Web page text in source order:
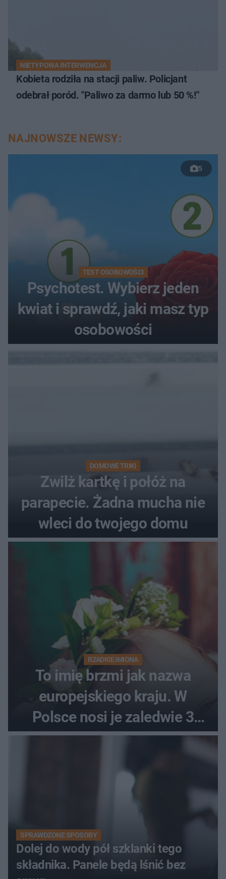
NIETYPOWA INTERWENCJA
Kobieta rodziła na stacji paliw. Policjant
odebrał poród. "Paliwo za darmo lub 50 %!"
NAJNOWSZE NEWSY:
5
TEST OSOBOWOŚCI
Psychotest. Wybierz jeden
kwiat i sprawdź, jaki masz typ
osobowości
DOMOWE TRIKI
Zwilż kartkę i połóż na
parapecie. Żadna mucha nie
wleci do twojego domu
RZADKIE IMIONA
To imię brzmi jak nazwa
europejskiego kraju. W
Polsce nosi je zaledwie 3
kobiety
SPRAWDZONE SPOSOBY
Dolej do wody pół szklanki tego
składnika. Panele będą lśnić bez